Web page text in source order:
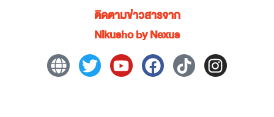
ติดตามข่าวสารจาก
Nikusho by Nexus